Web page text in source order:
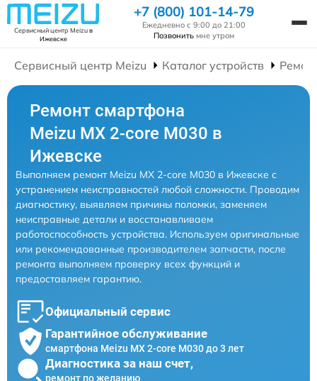
Сервисный центр Meizuв
Ижевске
+7 (800) 101-14-79
Ежедневно с 9:00 до 21:00
Позвонить мне утром
Сервисный центр Meizu Каталог устройств
Ремонт смартфона
Meizu MX 2-core M030 в
Ижевске
Выполняем ремонт Meizu MX 2-core M030 в Ижевске с
устранением неисправностей любой сложности. Проводим
диагностику, выявляем причины поломки, заменяем
неисправные детали и восстанавливаем
работоспособность устройства. Используем оригинальные
или рекомендованные производителем запчасти, после
ремонта выполняем проверку всех функций и
предоставляем гарантию.
Официальный сервис
Гарантийное обслуживание
смартфона Meizu MX 2-core M030 до 3 лет
Диагностика за наш счет,
ремонт по желанию